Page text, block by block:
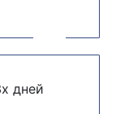
дней